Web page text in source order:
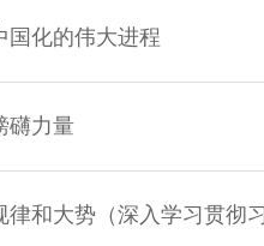
国化的伟大进程
礴力量
和大势（深入学习贯彻